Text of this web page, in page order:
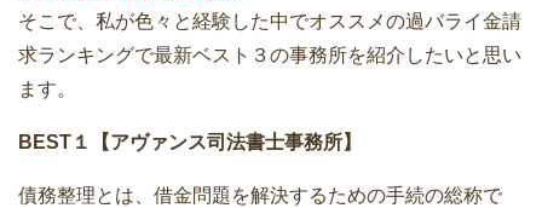
そこで、私が色々と経験した中でオススメの過バライ金請
求ランキングで最新ベスト３の事務所を紹介したいと思い
ます。
BEST１【アヴァンス司法書士事務所】
債務整理とは、借金問題を解決するための手続の総称で